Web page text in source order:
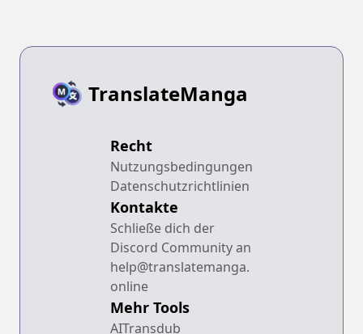
TranslateManga
Recht
Nutzungsbedingungen
Datenschutzrichtlinien
Kontakte
Schließe dich der
Discord Community an
help@translatemanga.
online
Mehr Tools
AITransdub